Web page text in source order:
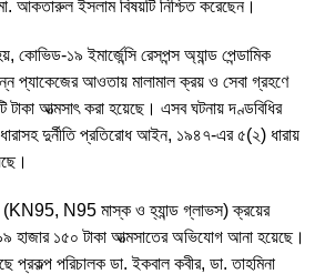
আকতারুল ইসলাম বিষয়টি নিশ্চিত করেছেন।
কোভিড-১৯ ইমার্জেন্সি রেসপন্স অ্যান্ড পেন্ডামিক
প্যাকেজের আওতায় মালামাল ক্রয় ও সেবা গ্রহণে
টাকা আত্মসাৎ করা হয়েছে। এসব ঘটনায় দণ্ডবিধির
দুর্নীতি প্রতিরোধ আইন, ১৯৪৭-এর ৫(২) ধারায়
(KN95, N95 মাস্ক ও হ্যান্ড গ্লাভস) ক্রয়ের
হাজার ১৫০ টাকা আত্মসাতের অভিযোগ আনা হয়েছে।
প্রকল্প পরিচালক ডা. ইকবাল কবীর, ডা. তাহমিনা